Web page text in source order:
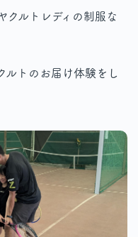
クルトレディの制服な
ルトのお届け体験をし